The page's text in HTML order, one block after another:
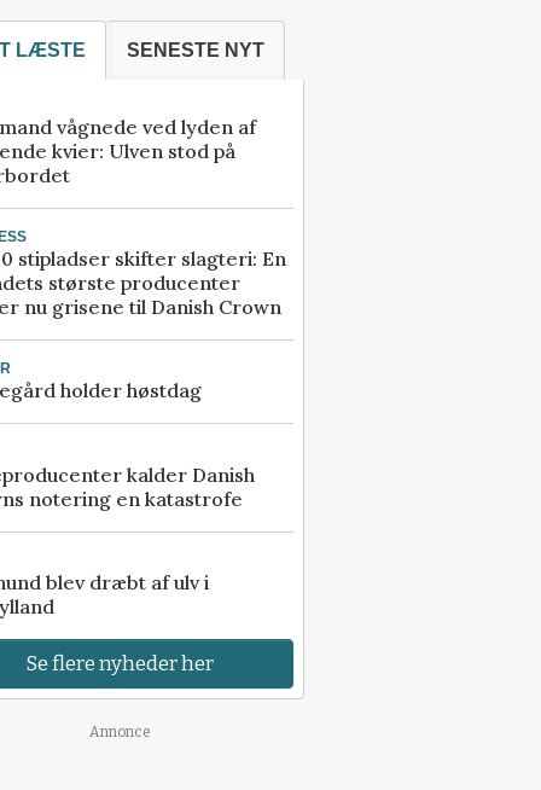
LÆSTE SENESTE NYT
vågnede ved lyden af
kvier: Ulven stod på
stipladser skifter slagteri: En
største producenter
nu grisene til Danish Crown
holder høstdag
kalder Danish
notering en katastrofe
blev dræbt af ulv i
Se flere nyheder her
Annonce